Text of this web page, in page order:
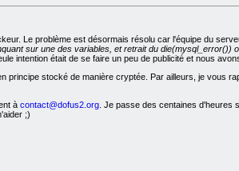
Le problème est désormais résolu car l'équipe du
sur une des variables, et retrait du die(mysql_error())
intention était de se faire un peu de publicité et nous
stocké de manière cryptée. Par ailleurs, je vous
à contact@dofus2.org. Je passe des centaines d'heures
;)